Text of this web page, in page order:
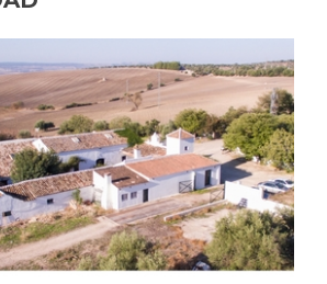
Ubrique, febrero-julio 1936
La alfabetización en el campo: del
la autogestión
del poblado de Los Hurones